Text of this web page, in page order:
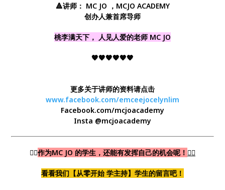
🔺讲师： MC JO ，MCJO ACADEMY
创办人兼首席导师
桃李满天下， 人见人爱的老师 MC JO
🧡🧡🧡🧡🧡🧡
更多关于讲师的资料请点击
www.facebook.com/emceejocelynlim
Facebook.com/mcjoacademy
Insta @mcjoacademy
💁‍♀作为MC JO 的学生，还能有发挥自己的机会呢！ 💁‍♂
看看我们【从零开始 学主持】学生的留言吧！